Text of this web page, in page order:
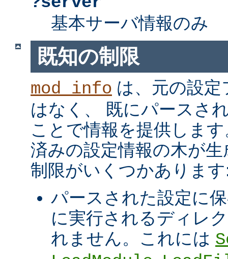
基本サーバ情報のみ
既知の制限
mod_info は、元の設
はなく、 既にパースさ
ことで情報を提供しま
済みの設定情報の木が
制限がいくつかありま
パースされた設定に
に実行されるディレ
れません。これには